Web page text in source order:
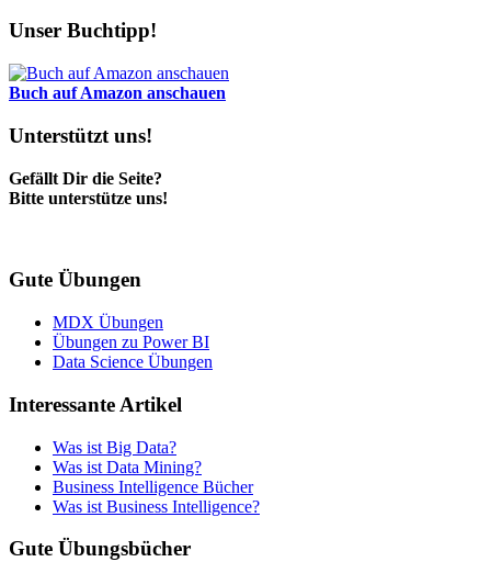
Unser Buchtipp!
Buch auf Amazon anschauen
Unterstützt uns!
Gefällt Dir die Seite?
Bitte unterstütze uns!
Gute Übungen
MDX Übungen
Übungen zu Power BI
Data Science Übungen
Interessante Artikel
Was ist Big Data?
Was ist Data Mining?
Business Intelligence Bücher
Was ist Business Intelligence?
Gute Übungsbücher